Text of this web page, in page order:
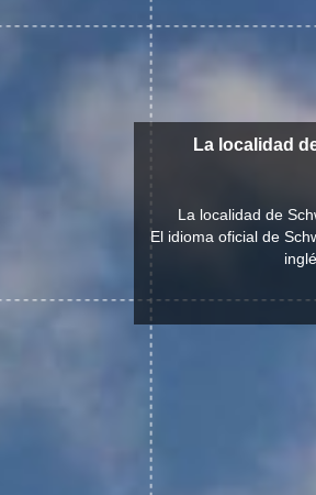
La localidad
La localidad de
El idioma oficial de